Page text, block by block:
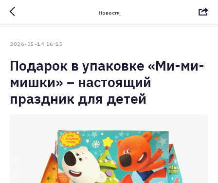
Новости
2026-05-14 16:15
Подарок в упаковке «Ми-ми-
мишки» – настоящий
праздник для детей